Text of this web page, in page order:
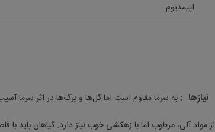
اپیمدیوم
نیازها : به سرما مقاوم است اما گل‌ها و برگ‌ها در اثر سرما
از مواد آلی،‌ مرطوب اما با زهکشی خوب نیاز دارد. گیاهان باید با فاصله ۳۰ سانتی‌متر کشت